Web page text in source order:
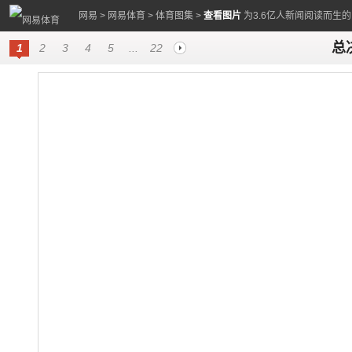
网易 > 网易体育 > 体育图集 > 查看图片 为3.6亿人新闻阅读而生
1 2 3 4 5 22 总